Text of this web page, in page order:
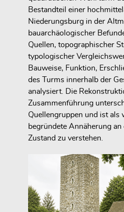
Bestandteil einer
Niederungsburg in der
bauarchäologischer
Quellen, topographischer
typologischer
Bauweise, Funktion,
des Turms innerhalb der
analysiert. Die
Zusammenführung
Quellengruppen und ist als
begründete Annäherung
Zustand zu verstehen.